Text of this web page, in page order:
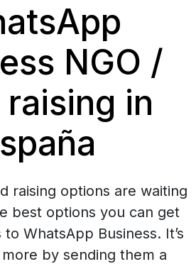
NGO /
raising in
raising options are waiting
best options you can get
WhatsApp Business. It’s
by sending them a